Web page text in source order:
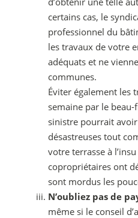
certains cas, le
professionnel du
les travaux de votre
adéquats et ne
communes.
Éviter également les
semaine par le beau-
sinistre pourrait
désastreuses tout
votre terrasse à
copropriétaires ont
sont mordus les
N’oubliez pas de
même si le conseil